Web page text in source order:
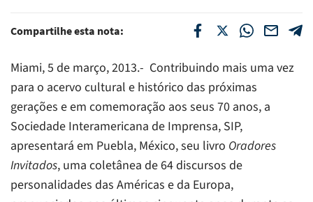
Compartilhe esta nota:
Miami, 5 de março, 2013.- Contribuindo mais uma vez
para o acervo cultural e histórico das próximas
gerações e em comemoração aos seus 70 anos, a
Sociedade Interamericana de Imprensa, SIP,
apresentará em Puebla, México, seu livro Oradores
Invitados, uma coletânea de 64 discursos de
personalidades das Américas e da Europa,